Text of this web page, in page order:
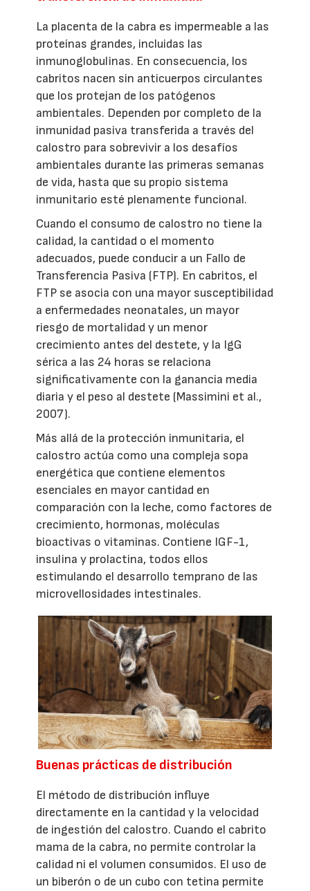
La placenta de la cabra es impermeable a las
proteínas grandes, incluidas las
inmunoglobulinas. En consecuencia, los
cabritos nacen sin anticuerpos circulantes
que los protejan de los patógenos
ambientales. Dependen por completo de la
inmunidad pasiva transferida a través del
calostro para sobrevivir a los desafíos
ambientales durante las primeras semanas
de vida, hasta que su propio sistema
inmunitario esté plenamente funcional.
Cuando el consumo de calostro no tiene la
calidad, la cantidad o el momento
adecuados, puede conducir a un Fallo de
Transferencia Pasiva (FTP). En cabritos, el
FTP se asocia con una mayor susceptibilidad
a enfermedades neonatales, un mayor
riesgo de mortalidad y un menor
crecimiento antes del destete, y la IgG
sérica a las 24 horas se relaciona
significativamente con la ganancia media
diaria y el peso al destete (Massimini et al.,
2007).
Más allá de la protección inmunitaria, el
calostro actúa como una compleja sopa
energética que contiene elementos
esenciales en mayor cantidad en
comparación con la leche, como factores de
crecimiento, hormonas, moléculas
bioactivas o vitaminas. Contiene IGF-1,
insulina y prolactina, todos ellos
estimulando el desarrollo temprano de las
microvellosidades intestinales.
Buenas prácticas de distribución
El método de distribución influye
directamente en la cantidad y la velocidad
de ingestión del calostro. Cuando el cabrito
mama de la cabra, no permite controlar la
calidad ni el volumen consumidos. El uso de
un biberón o de un cubo con tetina permite